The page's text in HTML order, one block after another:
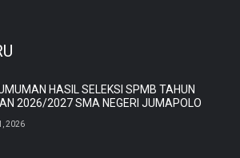
HASIL SELEKSI SPMB TAHUN
2026/2027 SMA NEGERI JUMAPOLO
2026